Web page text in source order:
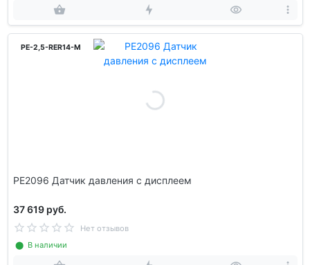
PE-2,5-RER14-M
PE2096 Датчик давления с дисплеем
37 619 руб.
Нет отзывов
⬤ В наличии